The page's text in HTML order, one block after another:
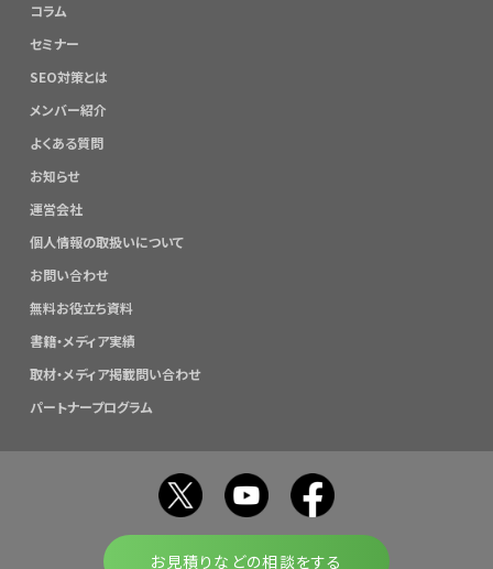
コラム
セミナー
SEO対策とは
メンバー紹介
よくある質問
お知らせ
運営会社
個人情報の取扱いについて
お問い合わせ
無料お役立ち資料
書籍・メディア実績
取材・メディア掲載問い合わせ
パートナープログラム
お見積りなどの相談をする